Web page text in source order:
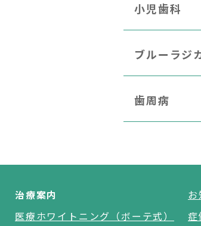
小児歯科
ブルーラジ
歯周病
治療案内
医療ホワイトニング（ボーテ式）
症